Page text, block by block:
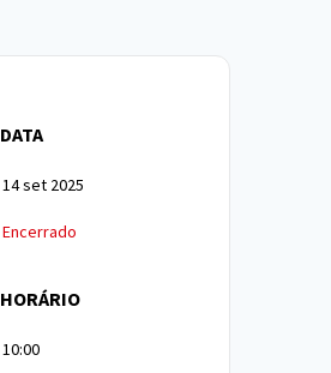
DATA
14 set 2025
Encerrado
HORÁRIO
10:00